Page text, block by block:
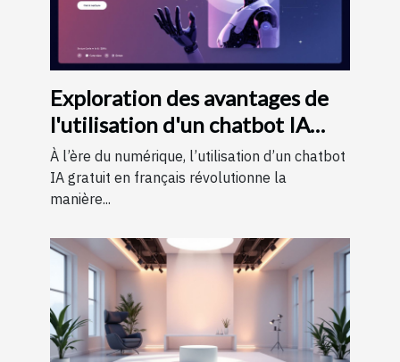
Exploration des avantages de
l'utilisation d'un chatbot IA
gratuit en français
À l’ère du numérique, l’utilisation d’un chatbot
IA gratuit en français révolutionne la
manière...